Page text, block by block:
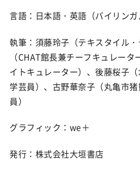
言語：日本語・英語（バイリンガ
執筆：須藤玲子（テキスタイル
（CHAT館長兼チーフキュレータ
イトキュレーター）、後藤桜子
学芸員）、古野華奈子（丸亀市
員）
グラフィック： we＋
発行：株式会社大垣書店